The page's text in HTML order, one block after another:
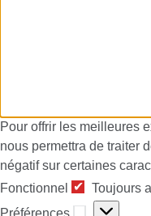
Pour offrir les meilleures
nous permettra de traiter
négatif sur certaines
Fonctionnel
Toujours
Préférences